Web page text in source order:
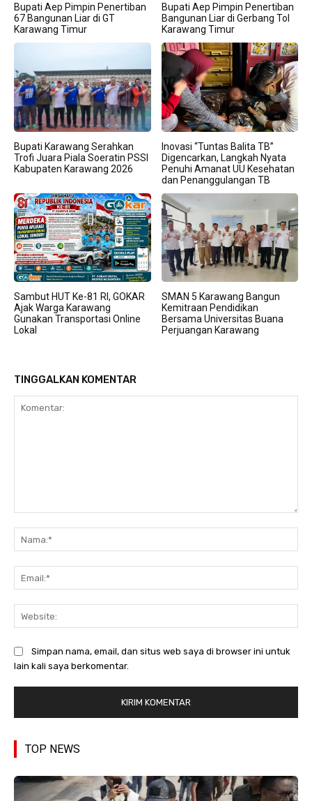
Bupati Aep Pimpin Penertiban
67 Bangunan Liar di GT
Karawang Timur
Bupati Aep Pimpin Penertiban
Bangunan Liar di Gerbang Tol
Karawang Timur
Bupati Karawang Serahkan
Trofi Juara Piala Soeratin PSSI
Kabupaten Karawang 2026
Inovasi “Tuntas Balita TB”
Digencarkan, Langkah Nyata
Penuhi Amanat UU Kesehatan
dan Penanggulangan TB
Sambut HUT Ke-81 RI, GOKAR
Ajak Warga Karawang
Gunakan Transportasi Online
Lokal
SMAN 5 Karawang Bangun
Kemitraan Pendidikan
Bersama Universitas Buana
Perjuangan Karawang
TINGGALKAN KOMENTAR
Simpan nama, email, dan situs web saya di browser ini untuk
lain kali saya berkomentar.
TOP NEWS